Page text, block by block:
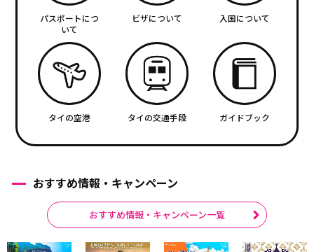
パスポートにつ
いて
ビザについて 入国について
タイの空港 タイの交通手段 ガイドブック
おすすめ情報・キャンペーン
おすすめ情報・キャンペーン一覧